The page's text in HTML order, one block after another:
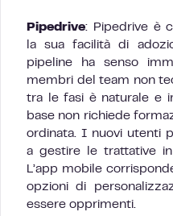
Pipedrive: Pipedrive è
la sua facilità di
pipeline ha senso
membri del team non
tra le fasi è naturale e
base non richiede
ordinata. I nuovi utenti
a gestire le trattative
L’app mobile
opzioni di
essere opprimenti.